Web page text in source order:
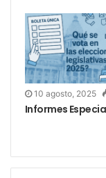
Argentina
Pizza
APYCEha
que
Parma, Italia.
10 agosto, 2025
Informes